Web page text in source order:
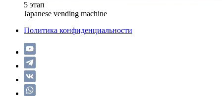
5 этап
Japanese vending machine
Политика конфиденциальности